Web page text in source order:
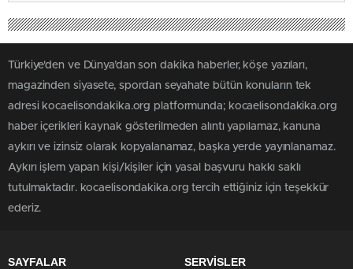
Türkiye'den ve Dünya’dan son dakika haberler, köşe yazıları,
magazinden siyasete, spordan seyahate bütün konuların tek
adresi kocaelisondakika.org platformunda; kocaelisondakika.org
haber içerikleri kaynak gösterilmeden alıntı yapılamaz, kanuna
aykırı ve izinsiz olarak kopyalanamaz, başka yerde yayınlanamaz.
Aykırı işlem yapan kişi/kişiler için yasal başvuru hakkı saklı
tutulmaktadır. kocaelisondakika.org tercih ettiğiniz için teşekkür
ederiz.
SAYFALAR
SERVİSLER